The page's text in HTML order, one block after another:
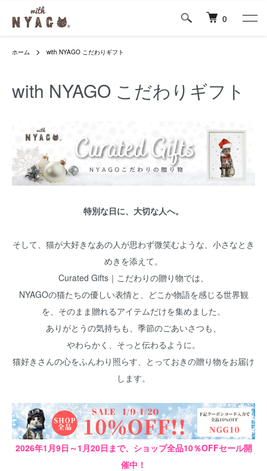
0
ホーム with NYAGO こだわりギフト
with NYAGO こだわりギフト
特別な日に、大切な人へ。
そして、猫が大好きなあの人が思わず微笑むような、小さなとき
めきを添えて。
Curated Gifts｜こだわりの贈り物では、
NYAGOの猫たちの優しい表情と、どこか物語を感じる世界観
を、そのまま贈れるアイテムだけを集めました。
ありがとうの気持ちも、季節のごあいさつも、
やわらかく、そっと伝わるように。
猫好きさんの心をふんわり照らす、とっておきの贈り物をお届け
します。
2026年1月9日～1月20日まで、ショップ全品10％OFFセール開
催中！